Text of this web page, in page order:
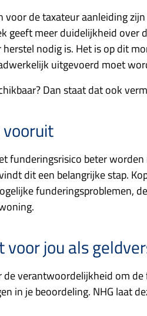
voor de taxateur aanleiding
geeft meer duidelijkheid
nodig is. Het is op dit
uitgevoerd moet
Dan staat dat ook
funderingsrisico beter
dit een belangrijke stap.
funderingsproblemen,
jou als
de verantwoordelijkheid om
in je beoordeling. NHG laat